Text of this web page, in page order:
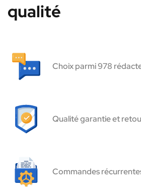
qualité
Choix parmi 978
Qualité garantie et
Commandes